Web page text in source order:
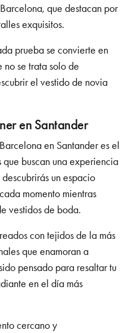
que destacan por
exquisitos.
prueba se convierte en
se trata solo de
el vestido de novia
en Santander
en Santanderes el
buscan una experiencia
un espacio
momento mientras
vestidos de boda.
con tejidos de la más
que enamoran a
pensado para resaltar tu
en el día más
cercano y